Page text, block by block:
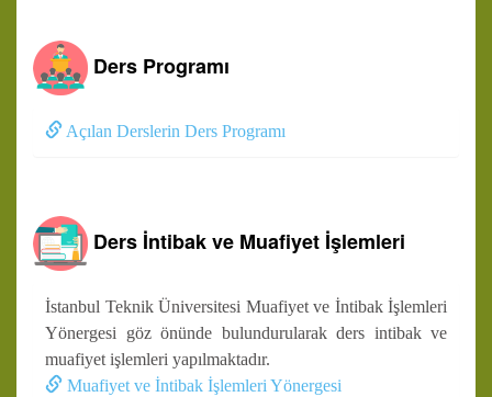
Ders Programı
Açılan Derslerin Ders Programı
Ders İntibak ve Muafiyet İşlemleri
İstanbul Teknik Üniversitesi Muafiyet ve İntibak İşlemleri
Yönergesi göz önünde bulundurularak ders intibak ve
muafiyet işlemleri yapılmaktadır.
Muafiyet ve İntibak İşlemleri Yönergesi